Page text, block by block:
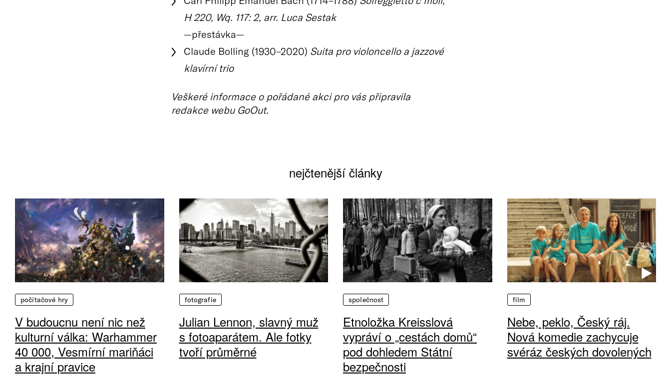
H 220, Wq. 117: 2, arr. Luca Sestak
—přestávka—
Claude Bolling (1930–2020) Suita pro violoncello a jazzové
klavírní trio
Veškeré informace o pořádané akci pro vás připravila
redakce webu GoOut.
nejčtenější články
počítačové hry
V budoucnu není nic než
kulturní válka: Warhammer
40 000, Vesmírní mariňáci
a krajní pravice
fotografie
Julian Lennon, slavný muž
s fotoaparátem. Ale fotky
tvoří průměrné
společnost
Etnoložka Kreisslová
vypráví o „cestách domů“
pod dohledem Státní
bezpečnosti
film
Nebe, peklo, Český ráj.
Nová komedie zachycuje
svéráz českých dovolených